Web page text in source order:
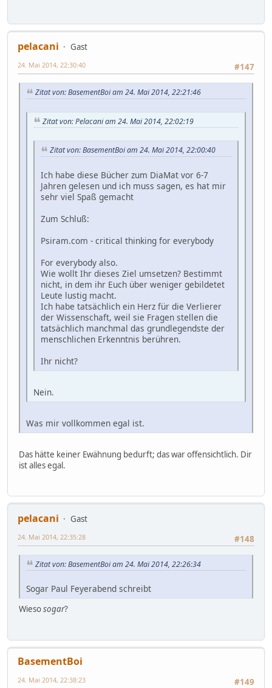
pelacani
Gast
#147
24. Mai 2014, 22:30:40
Zitat von: BasementBoi am 24. Mai 2014, 22:21:46
Zitat von: Pelacani am 24. Mai 2014, 22:02:19
Zitat von: BasementBoi am 24. Mai 2014, 22:00:40
Ich habe diese Bücher zum DiaMat vor 6-7
Jahren gelesen und ich muss sagen, es hat mir
sehr viel Spaß gemacht
Zum Schluß:
Psiram.com - critical thinking for everybody
For everybody also.
Wie wollt Ihr dieses Ziel umsetzen? Bestimmt
nicht, in dem ihr Euch über weniger gebildetet
Leute lustig macht.
Ich habe tatsächlich ein Herz für die Verlierer
der Wissenschaft, weil sie Fragen stellen die
tatsächlich manchmal das grundlegendste der
menschlichen Erkenntnis berühren.
Ihr nicht?
Nein.
Was mir vollkommen egal ist.
Das hätte keiner Ewähnung bedurft; das war offensichtlich. Dir
ist alles egal.
pelacani
Gast
#148
24. Mai 2014, 22:35:28
Zitat von: BasementBoi am 24. Mai 2014, 22:26:34
Sogar Paul Feyerabend schreibt
Wiesosogar?
BasementBoi
#149
24. Mai 2014, 22:38:23